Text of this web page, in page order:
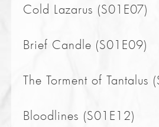
Cold Lazarus (S01E07)
Brief Candle (S01E09)
The Torment of Tantalus
Bloodlines (S01E12)